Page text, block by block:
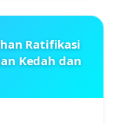
Ratifikasi
Kedah dan